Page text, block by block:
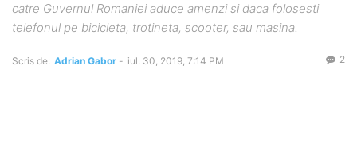
catre Guvernul Romaniei aduce amenzi si daca folosesti
telefonul pe bicicleta, trotineta, scooter, sau masina.
Scris de: Adrian Gabor - iul. 30, 2019, 7:14 PM 2